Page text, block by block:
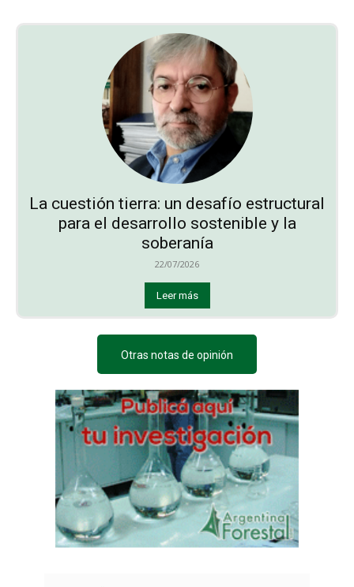
La cuestión tierra: un desafío estructural
para el desarrollo sostenible y la
soberanía
22/07/2026
Leer más
Otras notas de opinión